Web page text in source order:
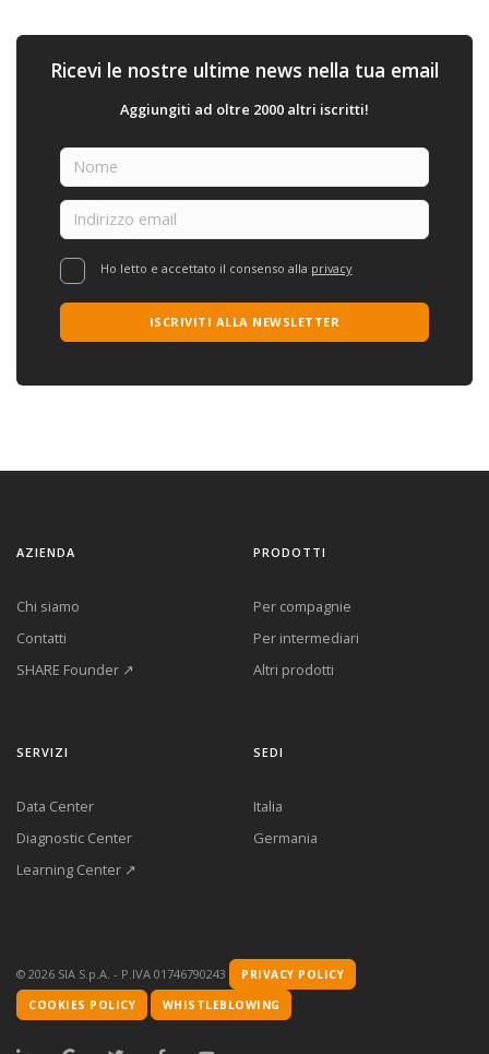
Ricevi le nostre ultime news nella tua email
Aggiungiti ad oltre 2000 altri iscritti!
Ho letto e accettato il consenso alla privacy
ISCRIVITI ALLA NEWSLETTER
AZIENDA
Chi siamo
Contatti
SHARE Founder ↗
PRODOTTI
Per compagnie
Per intermediari
Altri prodotti
SERVIZI
Data Center
Diagnostic Center
Learning Center ↗
SEDI
Italia
Germania
© 2026 SIA S.p.A. - P.IVA 01746790243
PRIVACY POLICY
COOKIES POLICY
WHISTLEBLOWING